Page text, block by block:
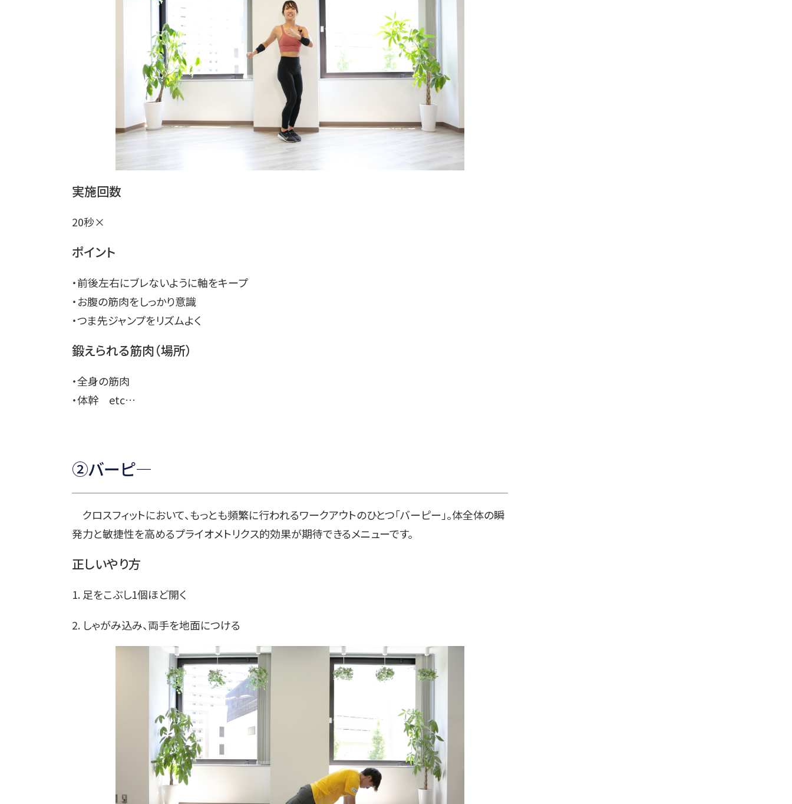
実施回数
20秒×
ポイント
・前後左右にブレないように軸をキープ
・お腹の筋肉をしっかり意識
・つま先ジャンプをリズムよく
鍛えられる筋肉（場所）
・全身の筋肉
・体幹 etc…
②バーピ―
クロスフィットにおいて、もっとも頻繁に行われるワークアウトのひとつ「バーピー」。体全体の瞬
発力と敏捷性を高めるプライオメトリクス的効果が期待できるメニューです。
正しいやり方
1. 足をこぶし1個ほど開く
2. しゃがみ込み、両手を地面につける